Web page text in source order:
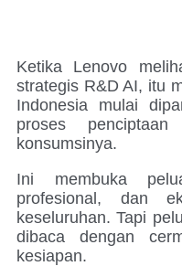
Ketika Lenovo
strategis R&D AI, itu
Indonesia mulai
proses
konsumsinya.
Ini membuka
profesional, dan
keseluruhan. Tapi
dibaca dengan
kesiapan.